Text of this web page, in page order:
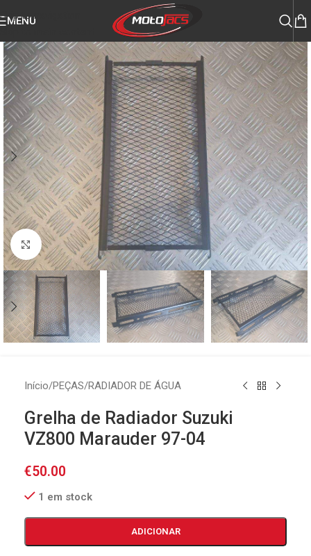
Skip to navigation
MENU
Click to enlarge
Início/PEÇAS/RADIADOR DE ÁGUA
Grelha de Radiador Suzuki
VZ800 Marauder 97-04
€50.00
1 em stock
ADICIONAR